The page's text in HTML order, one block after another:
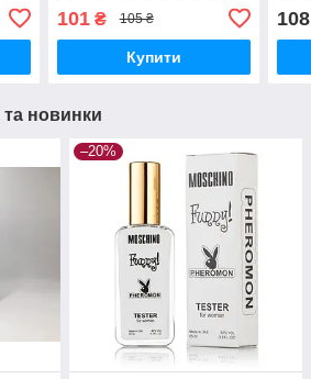
101₴ 105 ₴
Купити
108
та новинки
–20%